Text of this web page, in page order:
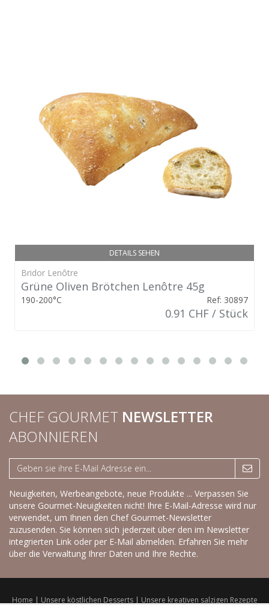
DETAILS SEHEN
Bridor Lenôtre
Grüne Oliven Brötchen Lenôtre 45g
190-200°C Ref: 30897
0.91 CHF / Stück
CHEF GOURMET NEWSLETTER
ABONNIEREN
Neuigkeiten, Werbeangebote, neue Produkte ... Verpassen Sie
unsere Gourmet-Neuigkeiten nicht! Ihre E-Mail-Adresse wird nur
verwendet, um Ihnen den Chef Gourmet-Newsletter
zuzusenden. Sie können sich jederzeit über den im Newsletter
integrierten Link oder per E-Mail abmelden. Erfahren Sie mehr
über die Verwaltung Ihrer Daten und Ihre Rechte.
Home | Unsere köstlichen Desserts | Unsere kreativen salzigen Rezepte